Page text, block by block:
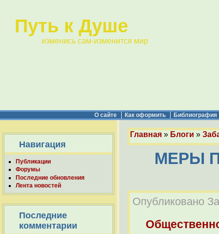
Путь к Душе
изменись сам-изменится мир
О сайте Как оформить Библиография
Навигация
Публикации
Форумы
Последние обновления
Лента новостей
Последние
комментарии
Главная » Блоги »
МЕРЫ
Опубликовано